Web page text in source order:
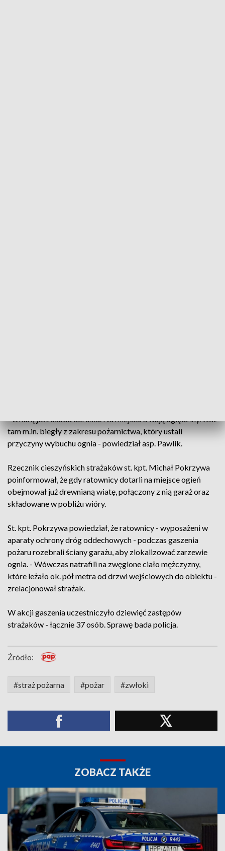
- Ofiarą jest osoba dorosła. Na miejscu trwają oględziny. Jest
tam m.in. biegły z zakresu pożarnictwa, który ustali
przyczyny wybuchu ognia - powiedział asp. Pawlik.
Rzecznik cieszyńskich strażaków st. kpt. Michał Pokrzywa
poinformował, że gdy ratownicy dotarli na miejsce ogień
obejmował już drewnianą wiatę, połączony z nią garaż oraz
składowane w pobliżu wióry.
St. kpt. Pokrzywa powiedział, że ratownicy - wyposażeni w
aparaty ochrony dróg oddechowych - podczas gaszenia
pożaru rozebrali ściany garażu, aby zlokalizować zarzewie
ognia. - Wówczas natrafili na zwęglone ciało mężczyzny,
które leżało ok. pół metra od drzwi wejściowych do obiektu -
zrelacjonował strażak.
W akcji gaszenia uczestniczyło dziewięć zastępów
strażaków - łącznie 37 osób. Sprawę bada policja.
Źródło:
#straż pożarna #pożar #zwłoki
ZOBACZ TAKŻE